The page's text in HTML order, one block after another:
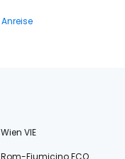
Anreise
Wien VIE
Rom-Fiumicino FCO